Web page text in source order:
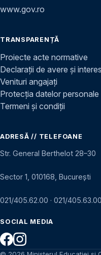
www.gov.ro
TRANSPARENȚĂ
Proiecte acte normative
Declarații de avere și
Venituri angajați
Protecția datelor personale
Termeni și condiții
ADRESĂ // TELEFOANE
Str. General Berthelot 28–30
Sector 1, 010168, București
021/405.62.00 · 021/405.63.00
SOCIAL MEDIA